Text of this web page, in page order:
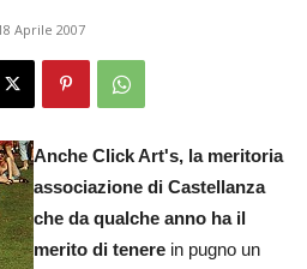
Aprile 2007
Anche Click Art's, la meritoria
associazione di Castellanza
che da qualche anno ha il
merito di tenere in pugno un